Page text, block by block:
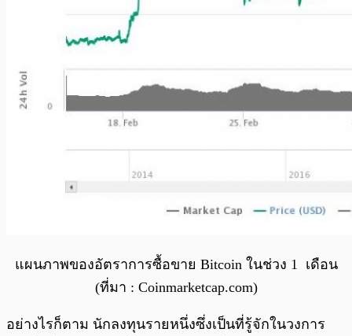
แผนภาพของอัตราการซื้อขาย Bitcoin ในช่วง 1 เดือน
(ที่มา : Coinmarketcap.com)
อย่างไรก็ตาม นักลงทุนรายหนึ่งซึ่งเป็นที่รู้จักในวงการ